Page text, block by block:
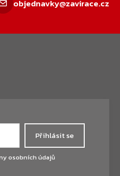
objednavky@zavirace.cz
Přihlásit se
osobních údajů